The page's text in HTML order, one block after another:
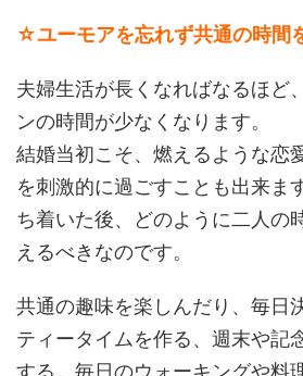
☆ユーモアを忘れず共通の時間
夫婦生活が長くなればなるほど
ンの時間が少なくなります。
結婚当初こそ、燃えるような恋
を刺激的に過ごすことも出来ま
ち着いた後、どのように二人の
えるべきなのです。
共通の趣味を楽しんだり、毎日
ティータイムを作る、週末や記
する、毎日のウォーキングや料